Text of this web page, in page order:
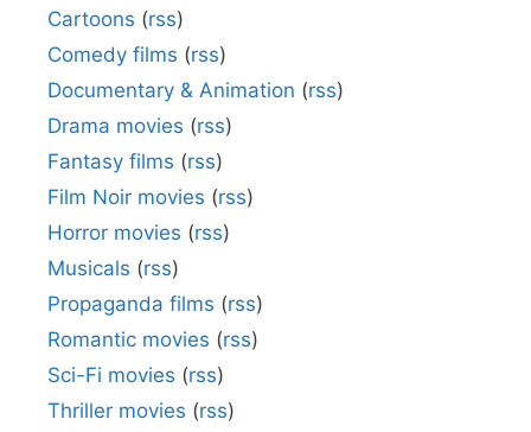
Cartoons (rss)
Comedy films (rss)
Documentary & Animation (rss)
Drama movies (rss)
Fantasy films (rss)
Film Noir movies (rss)
Horror movies (rss)
Musicals (rss)
Propaganda films (rss)
Romantic movies (rss)
Sci-Fi movies (rss)
Thriller movies (rss)